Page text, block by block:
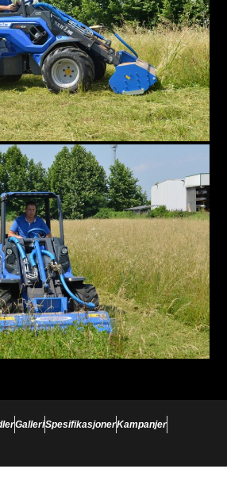
GalleriSpesifikasjonerKampanjer